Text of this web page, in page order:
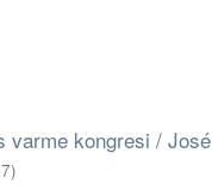
varme kongresi /
)